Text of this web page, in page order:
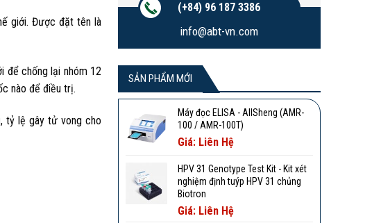
giới. Được đặt tên là
để chống lại nhóm 12
nào để điều trị.
tỷ lệ gây tử vong cho
(+84) 96 187 3386
info@abt-vn.com
SẢN PHẨM MỚI
Máy đọc ELISA - AllSheng (AMR-
100 / AMR-100T)
Giá: Liên Hệ
HPV 31 Genotype Test Kit - Kit xét
nghiệm định tuýp HPV 31 chủng
Biotron
Giá: Liên Hệ